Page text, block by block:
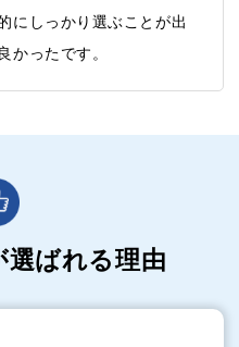
にしっかり選ぶことが出
かったです。
選ばれる理由